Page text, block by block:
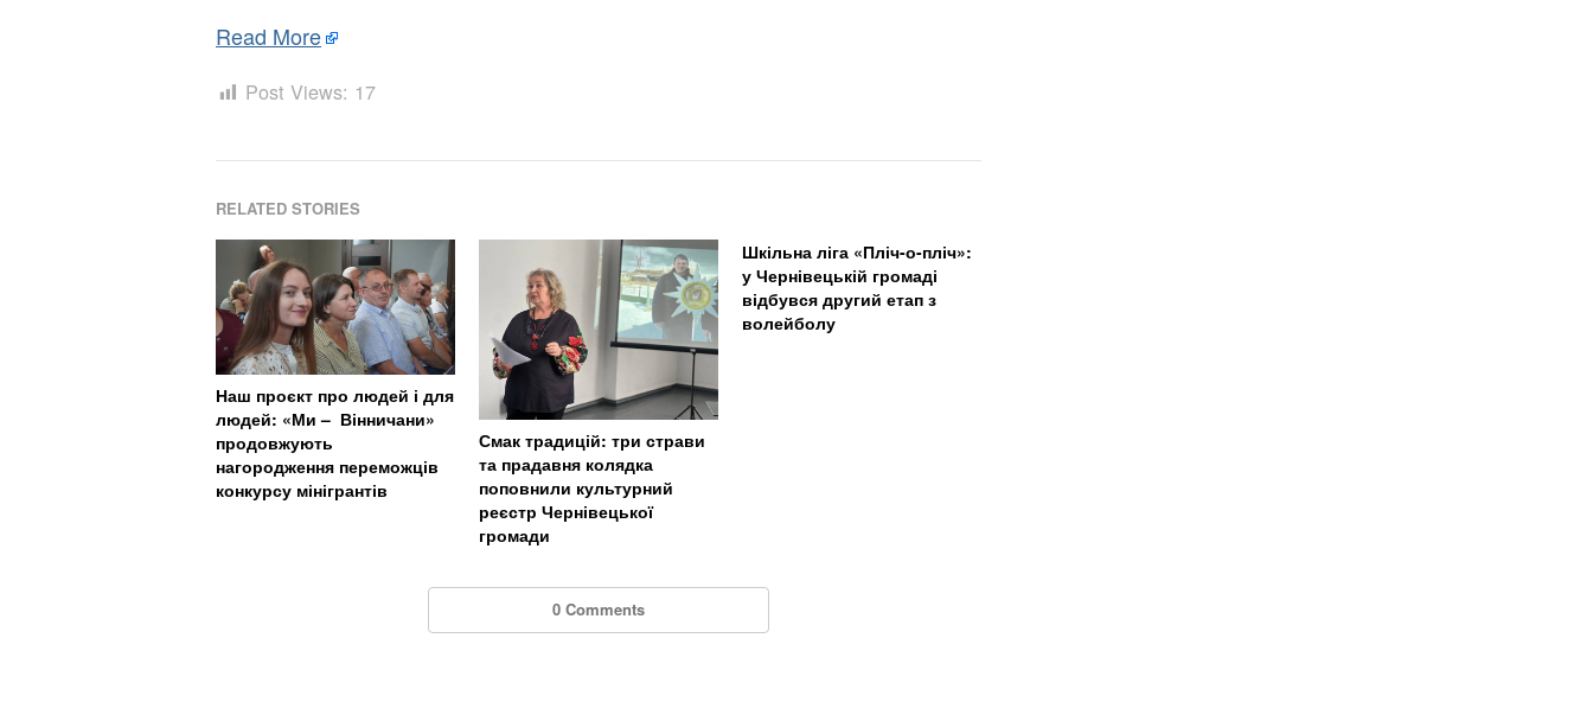
Read More
Post Views: 17
RELATED STORIES
Наш проєкт про людей і для
людей: «Ми – Вінничани»
продовжують
нагородження переможців
конкурсу мінігрантів
Смак традицій: три страви
та прадавня колядка
поповнили культурний
реєстр Чернівецької
громади
Шкільна ліга «Пліч-о-пліч»:
у Чернівецькій громаді
відбувся другий етап з
волейболу
0 Comments